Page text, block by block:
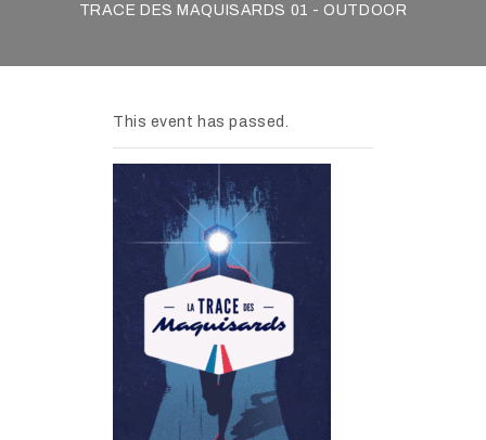
TRACE DES MAQUISARDS 01 - OUTDOOR
This event has passed.